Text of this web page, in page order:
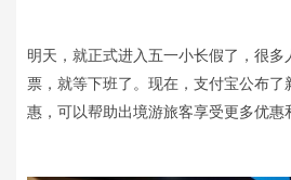
明天，就正式进入五一小长假了，很
票，就等下班了。现在，支付宝公布
惠，可以帮助出境游旅客享受更多优惠